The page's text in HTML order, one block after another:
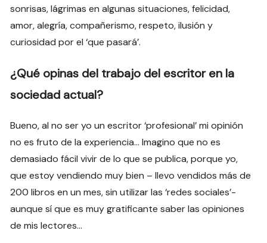
sonrisas, lágrimas en algunas situaciones, felicidad,
amor, alegría, compañerismo, respeto, ilusión y
curiosidad por el ‘que pasará’.
¿Qué opinas del trabajo del escritor en la
sociedad actual?
Bueno, al no ser yo un escritor ‘profesional’ mi opinión
no es fruto de la experiencia… Imagino que no es
demasiado fácil vivir de lo que se publica, porque yo,
que estoy vendiendo muy bien – llevo vendidos más de
200 libros en un mes, sin utilizar las ‘redes sociales’-
aunque sí que es muy gratificante saber las opiniones
de mis lectores…